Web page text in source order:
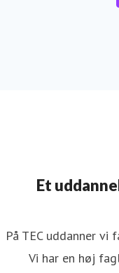
Et
På TEC uddanner vi
Vi har en høj